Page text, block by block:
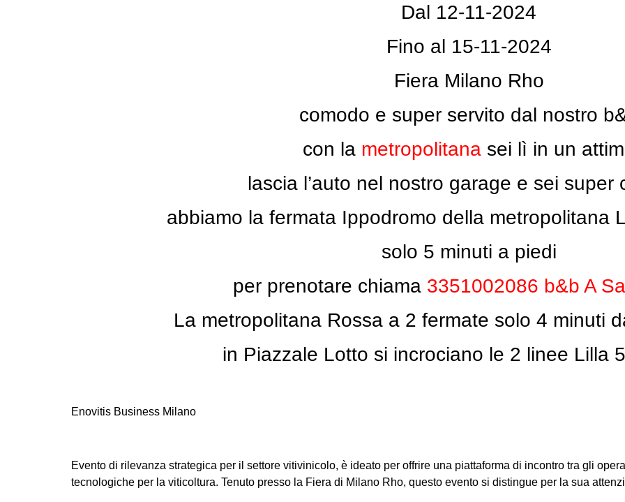
Dal 12-11-2024
Fino al 15-11-2024
Fiera Milano Rho
comodo e super servito dal nostro
con la metropolitanasei lì in un
lascia l’auto nel nostro garage e sei super
abbiamo la fermata Ippodromo della metropolitana
solo 5 minuti a piedi
per prenotare chiama 3351002086 b&b A
La metropolitana Rossa a 2 fermate solo 4 minuti
in Piazzale Lotto si incrociano le 2 linee Lilla
Enovitis Business Milano
Evento di rilevanza strategica per il settore vitivinicolo, è ideato per offrire una piattaforma di incontro tra gli
tecnologiche per la viticoltura. Tenuto presso la Fiera di Milano Rho, questo evento si distingue per la sua